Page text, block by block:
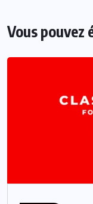
Vous pouvez